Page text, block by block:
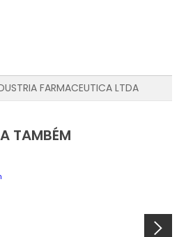
FARMACEUTICA LTDA
TAMBÉM